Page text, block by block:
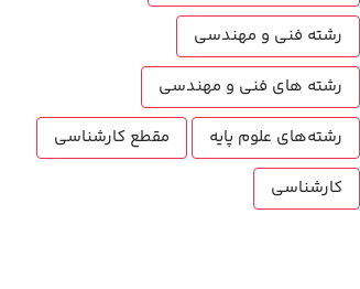
رشته فنی و مهندسی
رشته های فنی و مهندسی
رشته‌های علوم پایه
مقطع کارشناسی
کارشناسی